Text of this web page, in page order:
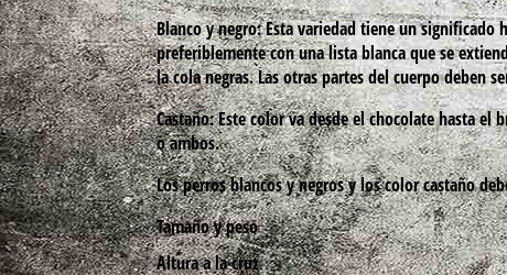
Blanco y negro:Esta variedad tiene un significado
preferiblemente con una lista blanca que se
la cola negras. Las otras partes del cuerpo deben
Castaño:Este color va desde el chocolate hasta el
o ambos.
Los perros blancos y negros y los color castaño
Tamaño y peso
Altura a la cruz